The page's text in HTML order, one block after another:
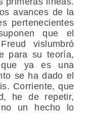
avances de la
pertenecientes
que el
vislumbró
para su teoría,
ya es una
se ha dado el
Corriente, que
he de repetir,
un hecho lo